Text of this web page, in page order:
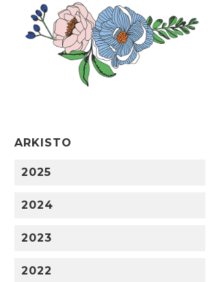
ARKISTO
2025
2024
2023
2022